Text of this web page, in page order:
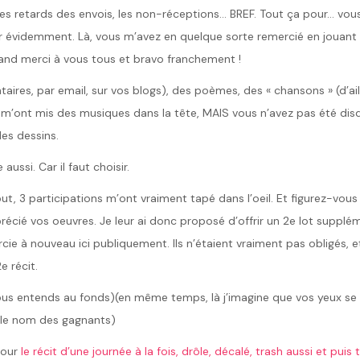
retards des envois, les non-réceptions… BREF. Tout ça pour…
évidemment. Là, vous m’avez en quelque sorte remercié en jouant
merci à vous tous et bravo franchement !
par email, sur vos blogs), des poèmes, des « chansons »
mis des musiques dans la tête, MAIS vous n’avez pas été
dessins.
aussi. Car il faut choisir.
3 participations m’ont vraiment tapé dans l’oeil. Et figurez-vous
vos oeuvres. Je leur ai donc proposé d’offrir un 2e lot
à nouveau ici publiquement. Ils n’étaient vraiment pas obligés,
récit.
entends au fonds)(en même temps, là j’imagine que vos yeux
nom des gagnants)
le récit d’une journée à la fois, drôle, décalé, trash aussi et puis